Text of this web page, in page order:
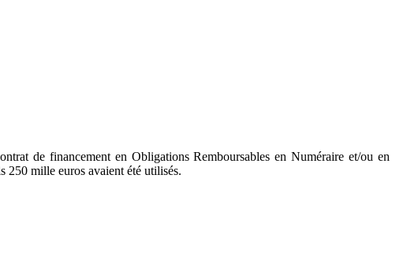
de financement en Obligations Remboursables en Numéraire et/ou en
mille euros avaient été utilisés.